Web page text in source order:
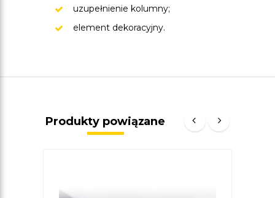
uzupełnienie kolumny;
element dekoracyjny.
Produkty powiązane